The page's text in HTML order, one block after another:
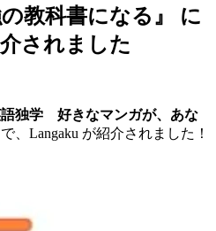
教科書になる』 に
されました
独学 好きなマンガが、あな
で、Langaku が紹介されました！